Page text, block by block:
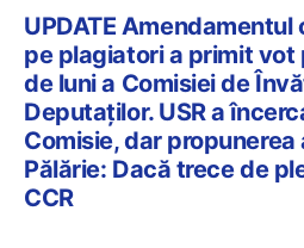
UPDATE
pe plagiatori a primit vot
de luni a Comisiei de
Deputaților. USR a
Comisie, dar
Pălărie: Dacă trece de
CCR